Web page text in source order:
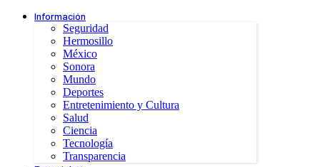
Información
Seguridad
Hermosillo
México
Sonora
Mundo
Deportes
Entretenimiento y Cultura
Salud
Ciencia
Tecnología
Transparencia